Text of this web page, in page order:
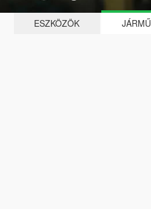
ESZKÖZÖK